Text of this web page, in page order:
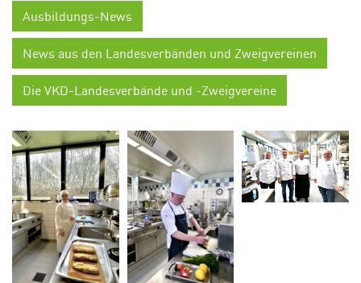
Ausbildungs-News
News aus den Landesverbänden und Zweigvereinen
Die VKD-Landesverbände und -Zweigvereine